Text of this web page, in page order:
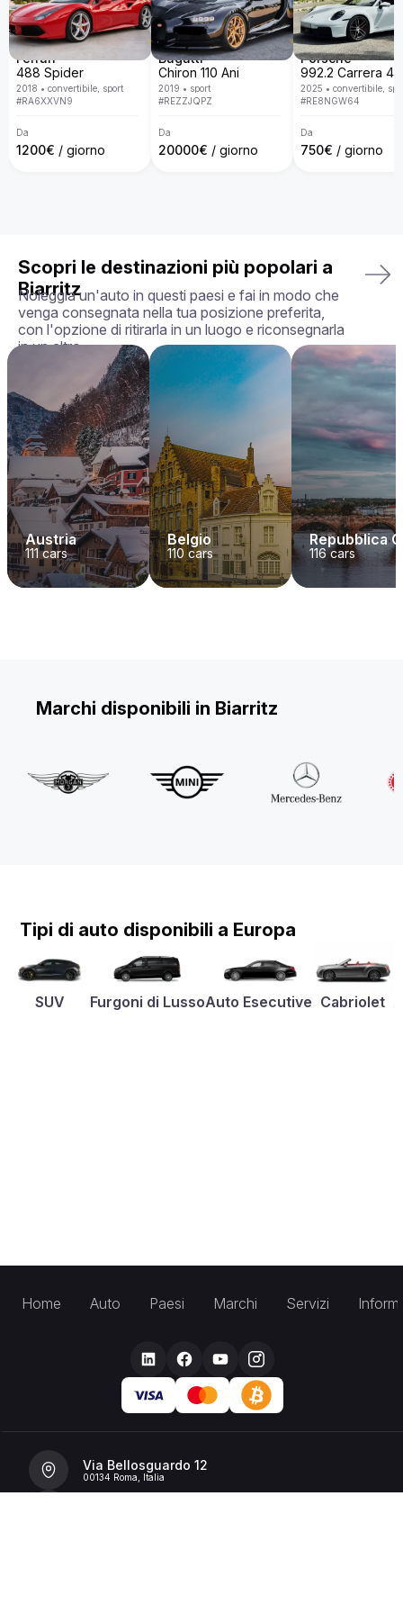
lusso con una flotta disponibile in tutta Europa. Con un
servizio personalizzato, consegna porta a porta, politiche
trasparenti e la garanzia di ricevere l'auto esattamente come
la hai scelta, in perfette condizioni, rendiamo la tua
esperienza di noleggio semplice, piacevole e su misura per
le tue esigenze.
La tua auto perfetta ti aspetta — prenota oggi la tua Aston
Ferrari
488 Spider
2018 • convertibile, sport
#RA6XXVN9
Da
1200€ / giorno
Bugatti
Chiron 110 Ani
2019 • sport
#REZZJQPZ
Da
20000€ / giorno
Porsche
2025 • convertibile,
#RE8NGW64
Da
750€ / giorno
Scopri le destinazioni più popolari a
Biarritz
Noleggia un'auto in questi paesi e fai in modo che
venga consegnata nella tua posizione preferita,
con l'opzione di ritirarla in un luogo e riconsegnarla
in un altro.
Austria
111cars
Belgio
110 cars
Repubblica
116cars
Marchi disponibili in Biarritz
Tipi di auto disponibili a Europa
SUV Furgoni di LussoAuto Esecutive Cabriolet
Home Auto Paesi Marchi Servizi
Via Bellosguardo 12
00134 Roma, Italia